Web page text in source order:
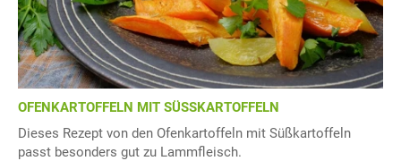
OFENKARTOFFELN MIT SÜSSKARTOFFELN
Dieses Rezept von den Ofenkartoffeln mit Süßkartoffeln
passt besonders gut zu Lammfleisch.